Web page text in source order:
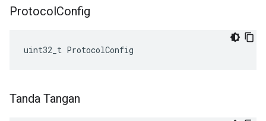
ProtocolConfig
uint32_t ProtocolConfig
Tanda Tangan